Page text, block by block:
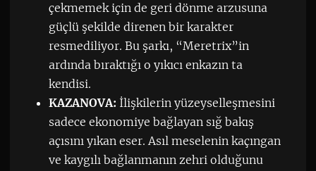
çekmemek için de geri dönme arzusuna
güçlü şekilde direnen bir karakter
resmediliyor. Bu şarkı, “Meretrix”in
ardında bıraktığı o yıkıcı enkazın ta
kendisi.
KAZANOVA: İlişkilerin yüzeyselleşmesini
sadece ekonomiye bağlayan sığ bakış
açısını yıkan eser. Asıl meselenin kaçıngan
ve kaygılı bağlanmanın zehri olduğunu